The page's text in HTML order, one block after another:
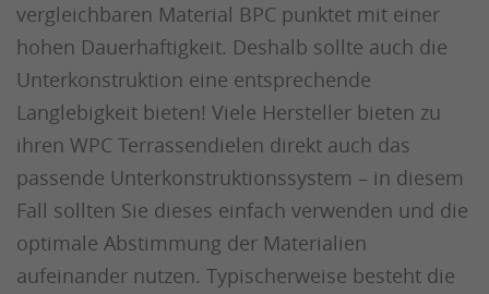
vergleichbaren Material BPC punktet mit einer
hohen Dauerhaftigkeit. Deshalb sollte auch die
Unterkonstruktion eine entsprechende
Langlebigkeit bieten! Viele Hersteller bieten zu
ihren WPC Terrassendielen direkt auch das
passende Unterkonstruktionssystem – in diesem
Fall sollten Sie dieses einfach verwenden und die
optimale Abstimmung der Materialien
aufeinander nutzen. Typischerweise besteht die